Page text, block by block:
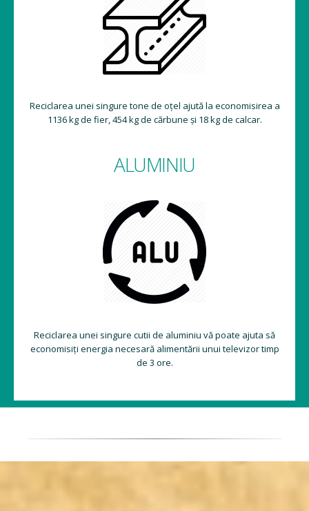
Reciclarea unei singure tone de oțel ajută la economisirea a
1136 kg de fier, 454 kg de cărbune și 18 kg de calcar.
ALUMINIU
Reciclarea unei singure cutii de aluminiu vă poate ajuta să
economisiți energia necesară alimentării unui televizor timp
de 3 ore.